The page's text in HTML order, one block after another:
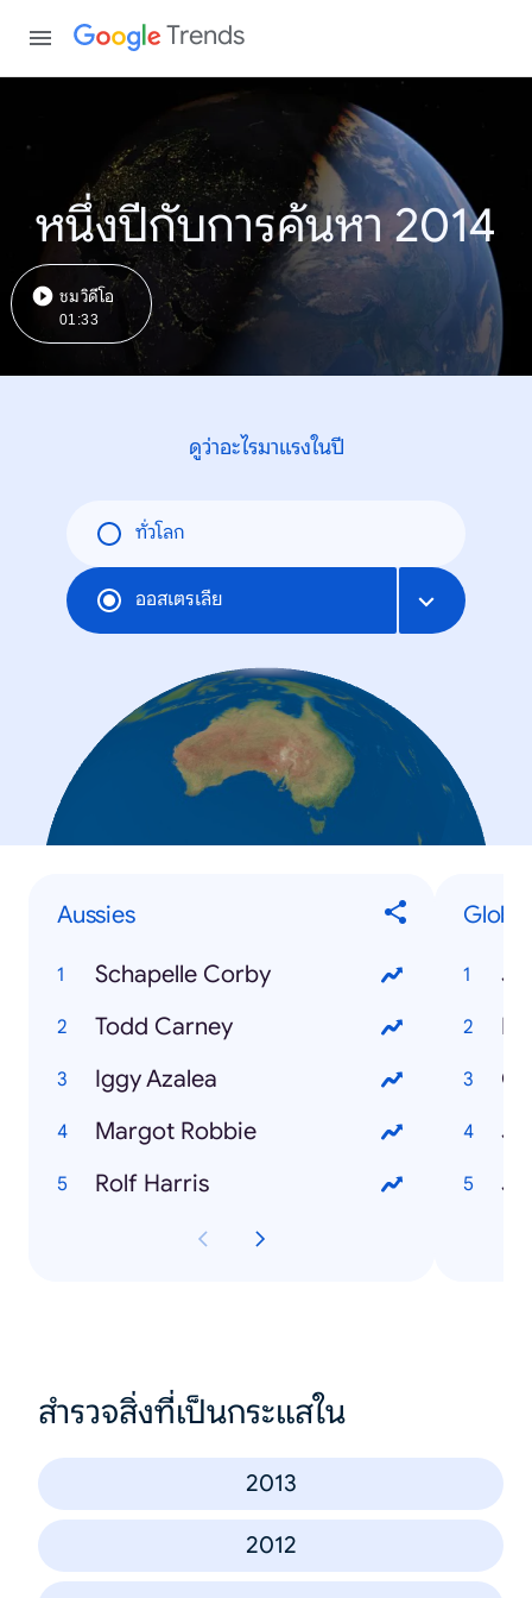
Trends
หนึ่งปีกับการค้นหา 2014
ชมวิดีโอ
01:33
ดูว่าอะไรมาแรงในปี
ทั่วโลก
ออสเตรเลีย
Aussies
Schapelle Corby
Todd Carney
Iggy Azalea
Margot Robbie
Rolf Harris
สำรวจสิ่งที่เป็นกระแสใน
2013
2012